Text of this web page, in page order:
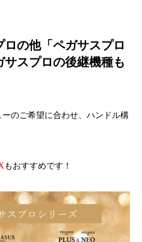
の他「ペガサスプロ
スプロの後継機種も
のご希望に合わせ、ハンドル構
もおすすめです！